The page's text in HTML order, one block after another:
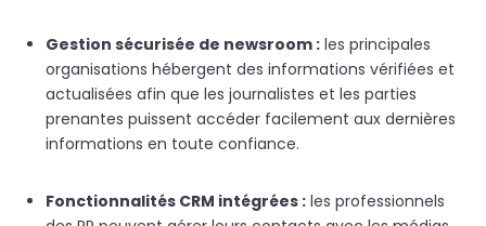
Gestion sécurisée de newsroom : les principales
organisations hébergent des informations vérifiées et
actualisées afin que les journalistes et les parties
prenantes puissent accéder facilement aux dernières
informations en toute confiance.
Fonctionnalités CRM intégrées : les professionnels